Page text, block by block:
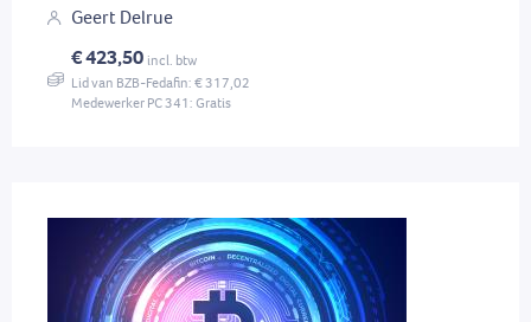
Geert Delrue
€ 423,50 incl. btw
Lid van BZB-Fedafin: € 317,02
Medewerker PC 341: Gratis